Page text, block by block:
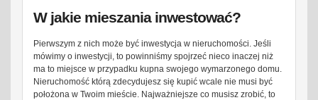
W jakie mieszania inwestować?
Pierwszym z nich może być inwestycja w nieruchomości. Jeśli
mówimy o inwestycji, to powinniśmy spojrzeć nieco inaczej niż
ma to miejsce w przypadku kupna swojego wymarzonego domu.
Nieruchomość którą zdecydujesz się kupić wcale nie musi być
położona w Twoim mieście. Najważniejsze co musisz zrobić, to